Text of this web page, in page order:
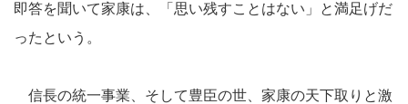
即答を聞いて家康は、「思い残すことはない」と満足げだ
ったという。
信長の統一事業、そして豊臣の世、家康の天下取りと激